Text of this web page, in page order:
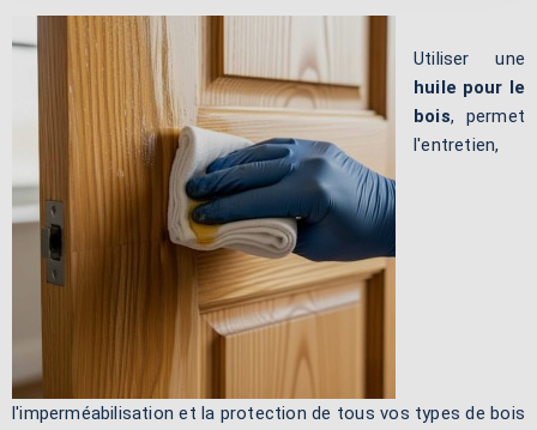
Utiliser une
huile pour le
bois, permet
l'entretien,
l'imperméabilisation et la protection de tous vos types de bois